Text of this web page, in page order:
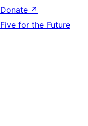
Donate ↗
Five for the Future